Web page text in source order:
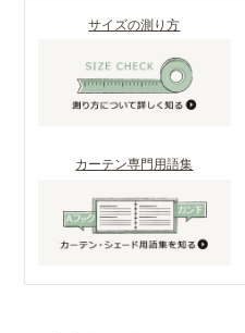
サイズの測り方
カーテン専門用語集